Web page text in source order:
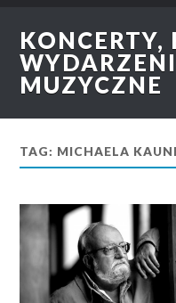
KONCERTY,
MUZYCZNE
TAG: MICHAELA